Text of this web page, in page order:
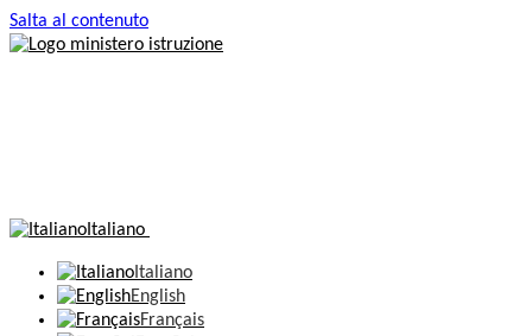
Salta al contenuto
Italiano
Italiano
English
Français